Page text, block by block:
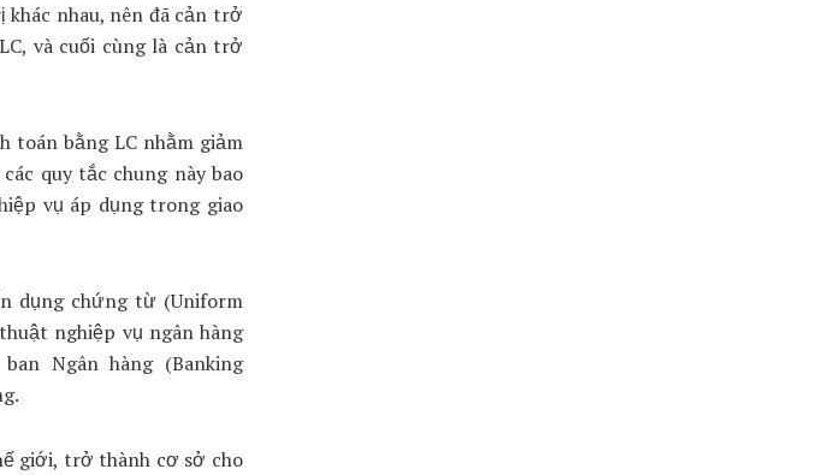
nhau, nên đã cản trở
và cuối cùng là cản trở
toán bằng LC nhằm giảm
quy tắc chung này bao
vụ áp dụng trong giao
dụng chứng từ (Uniform
nghiệp vụ ngân hàng
Ngân hàng (Banking
giới, trở thành cơ sở cho